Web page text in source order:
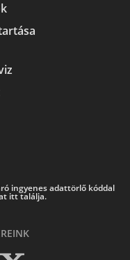
ingyenes adattörlő kóddal
itt találja.